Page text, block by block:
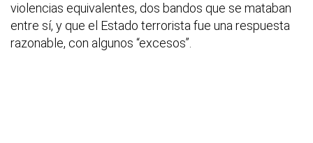
violencias equivalentes, dos bandos que se mataban
entre sí, y que el Estado terrorista fue una respuesta
razonable, con algunos “excesos”.